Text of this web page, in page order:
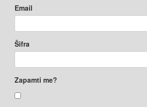
Email
Šifra
Zapamti me?